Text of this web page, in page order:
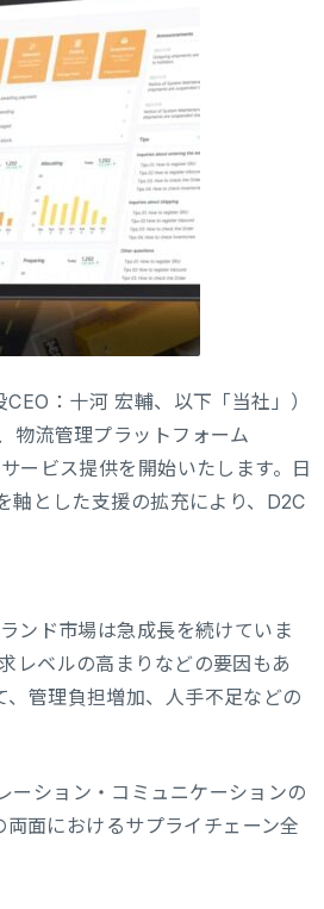
：十河 宏輔、以下「当社」）
物流管理プラットフォーム
ービス提供を開始いたします。日
軸とした支援の拡充により、D2C
ンド市場は急成長を続けていま
レベルの高まりなどの要因もあ
管理負担増加、人手不足などの
ーション・コミュニケーションの
面におけるサプライチェーン全